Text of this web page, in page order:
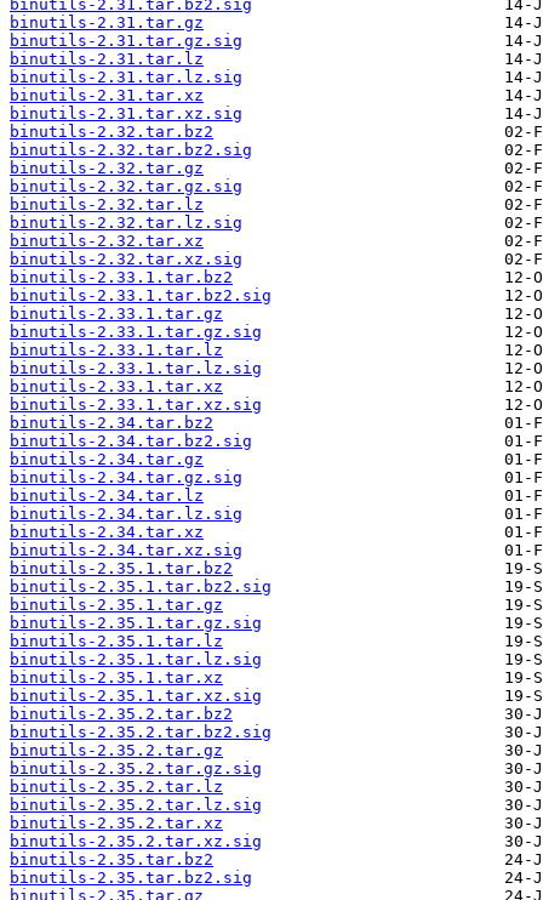
binutils-2.31.tar.bz2.sig
binutils-2.31.tar.gz
binutils-2.31.tar.gz.sig
binutils-2.31.tar.lz
binutils-2.31.tar.lz.sig
binutils-2.31.tar.xz
binutils-2.31.tar.xz.sig
binutils-2.32.tar.bz2
binutils-2.32.tar.bz2.sig
binutils-2.32.tar.gz
binutils-2.32.tar.gz.sig
binutils-2.32.tar.lz
binutils-2.32.tar.lz.sig
binutils-2.32.tar.xz
binutils-2.32.tar.xz.sig
binutils-2.33.1.tar.bz2
binutils-2.33.1.tar.bz2.sig
binutils-2.33.1.tar.gz
binutils-2.33.1.tar.gz.sig
binutils-2.33.1.tar.lz
binutils-2.33.1.tar.lz.sig
binutils-2.33.1.tar.xz
binutils-2.33.1.tar.xz.sig
binutils-2.34.tar.bz2
binutils-2.34.tar.bz2.sig
binutils-2.34.tar.gz
binutils-2.34.tar.gz.sig
binutils-2.34.tar.lz
binutils-2.34.tar.lz.sig
binutils-2.34.tar.xz
binutils-2.34.tar.xz.sig
binutils-2.35.1.tar.bz2
binutils-2.35.1.tar.bz2.sig
binutils-2.35.1.tar.gz
binutils-2.35.1.tar.gz.sig
binutils-2.35.1.tar.lz
binutils-2.35.1.tar.lz.sig
binutils-2.35.1.tar.xz
binutils-2.35.1.tar.xz.sig
binutils-2.35.2.tar.bz2
binutils-2.35.2.tar.bz2.sig
binutils-2.35.2.tar.gz
binutils-2.35.2.tar.gz.sig
binutils-2.35.2.tar.lz
binutils-2.35.2.tar.lz.sig
binutils-2.35.2.tar.xz
binutils-2.35.2.tar.xz.sig
binutils-2.35.tar.bz2
binutils-2.35.tar.bz2.sig
binutils-2.35.tar.gz